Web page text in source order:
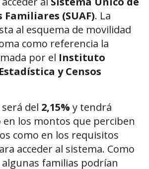
(SUAF). La
al esquema de movilidad
como referencia la
por el Instituto
y Censos
del 2,15% y tendrá
los montos que perciben
como en los requisitos
acceder al sistema. Como
algunas familias podrían